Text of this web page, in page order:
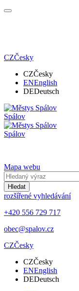
CZČesky
CZČesky
ENEnglish
DEDeutsch
Spálov
Spálov
Mapa webu
Hledat
rozšířené vyhledávání
+420 556 729 717
obec@spalov.cz
CZČesky
CZČesky
ENEnglish
DEDeutsch